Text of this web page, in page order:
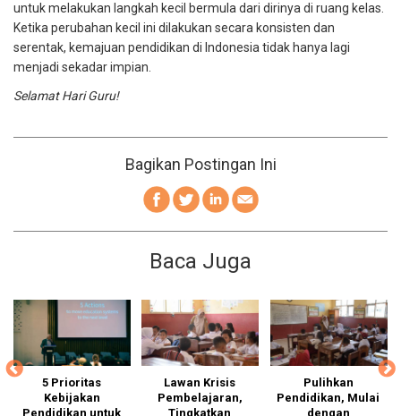
untuk melakukan langkah kecil bermula dari dirinya di ruang kelas.
Ketika perubahan kecil ini dilakukan secara konsisten dan
serentak, kemajuan pendidikan di Indonesia tidak hanya lagi
menjadi sekadar impian.
Selamat Hari Guru!
Bagikan Postingan Ini
Baca Juga
5 Prioritas
Kebijakan
Pendidikan untuk
Lawan Krisis
Pembelajaran,
Tingkatkan
Pulihkan
Pendidikan, Mulai
dengan